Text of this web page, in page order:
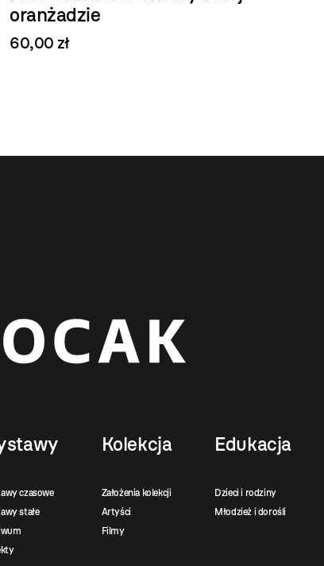
oranżadzie
60,00 zł
czasowe
stałe
Kolekcja
Założenia kolekcji
Artyści
Filmy
Edukacja
Dzieci i rodziny
Młodzież i dorośli